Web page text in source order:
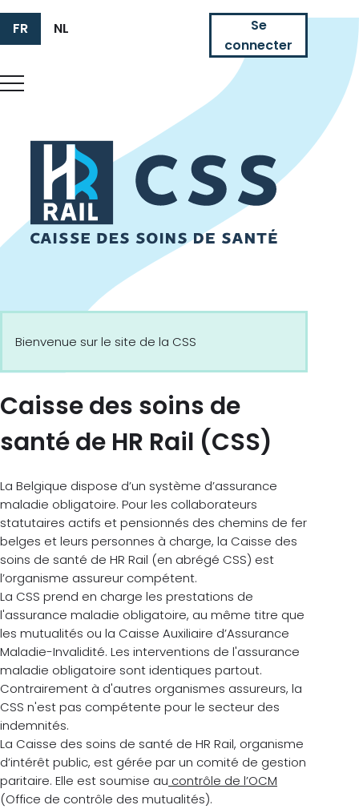
FR NL
Se
connecter
Bienvenue sur le site de la CSS
Caisse des soins de
santé de HR Rail (CSS)
La Belgique dispose d’un système d’assurance
maladie obligatoire. Pour les collaborateurs
statutaires actifs et pensionnés des chemins de fer
belges et leurs personnes à charge, la Caisse des
soins de santé de HR Rail (en abrégé CSS) est
l’organisme assureur compétent.
La CSS prend en charge les prestations de
l'assurance maladie obligatoire, au même titre que
les mutualités ou la Caisse Auxiliaire d’Assurance
Maladie-Invalidité. Les interventions de l'assurance
maladie obligatoire sont identiques partout.
Contrairement à d'autres organismes assureurs, la
CSS n'est pas compétente pour le secteur des
indemnités.
La Caisse des soins de santé de HR Rail, organisme
d’intérêt public, est gérée par un comité de gestion
paritaire. Elle est soumise au contrôle de l’OCM
(Office de contrôle des mutualités).